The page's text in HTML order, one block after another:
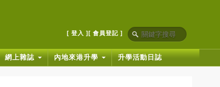
[ 登入 ] [ 會員登記 ]
網上雜誌 內地來港升學 升學活動日誌